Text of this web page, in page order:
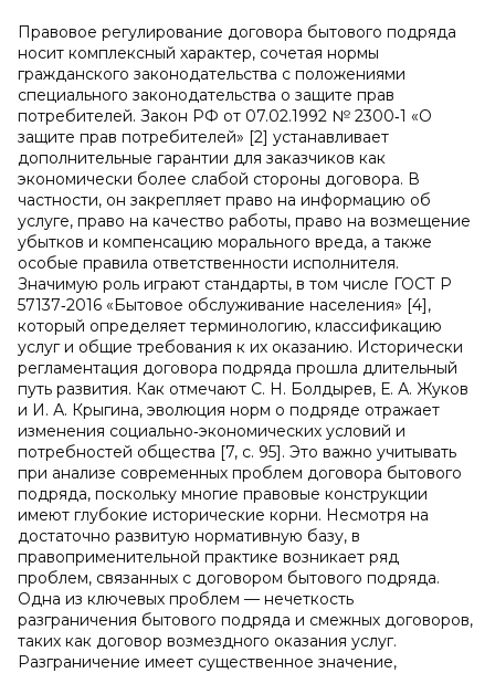
Правовое регулирование договора бытового подряда
носит комплексный характер, сочетая нормы
гражданского законодательства с положениями
специального законодательства о защите прав
потребителей. Закон РФ от 07.02.1992 № 2300‑1 «О
защите прав потребителей» [2] устанавливает
дополнительные гарантии для заказчиков как
экономически более слабой стороны договора. В
частности, он закрепляет право на информацию об
услуге, право на качество работы, право на возмещение
убытков и компенсацию морального вреда, а также
особые правила ответственности исполнителя.
Значимую роль играют стандарты, в том числе ГОСТ Р
57137‑2016 «Бытовое обслуживание населения» [4],
который определяет терминологию, классификацию
услуг и общие требования к их оказанию. Исторически
регламентация договора подряда прошла длительный
путь развития. Как отмечают С. Н. Болдырев, Е. А. Жуков
и И. А. Крыгина, эволюция норм о подряде отражает
изменения социально‑экономических условий и
потребностей общества [7, с. 95]. Это важно учитывать
при анализе современных проблем договора бытового
подряда, поскольку многие правовые конструкции
имеют глубокие исторические корни. Несмотря на
достаточно развитую нормативную базу, в
правоприменительной практике возникает ряд
проблем, связанных с договором бытового подряда.
Одна из ключевых проблем — нечеткость
разграничения бытового подряда и смежных договоров,
таких как договор возмездного оказания услуг.
Разграничение имеет существенное значение,